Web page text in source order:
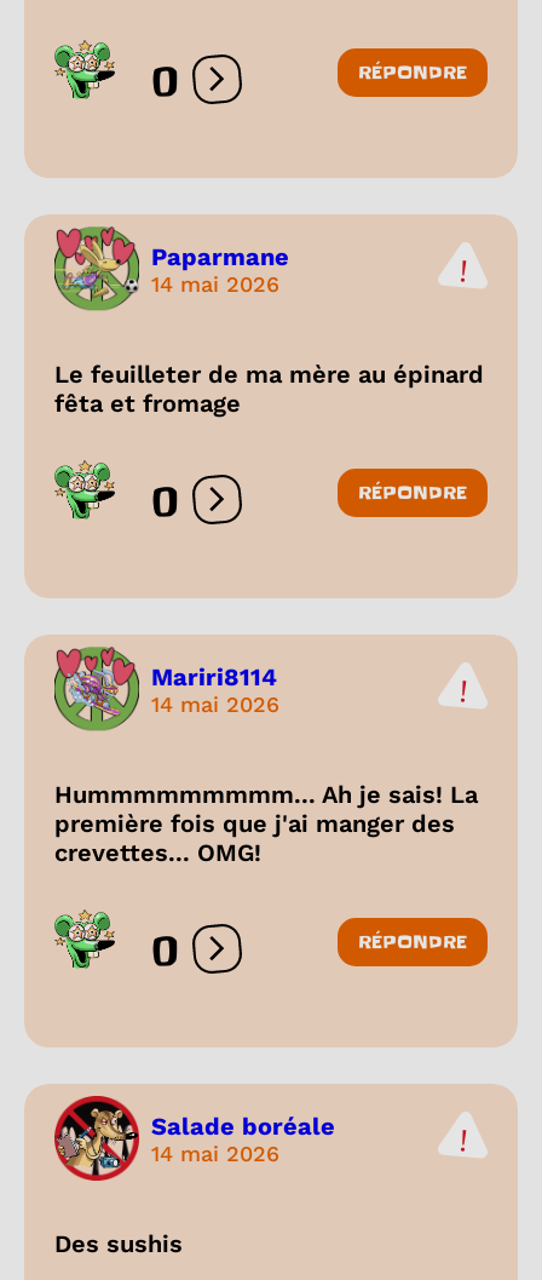
0 Ouvrir les réactions
RÉPONDRE
Paparmane
14 mai 2026
Le feuilleter de ma mère au épinard
fêta et fromage
0 Ouvrir les réactions
RÉPONDRE
Mariri8114
14 mai 2026
Hummmmmmmmm... Ah je sais! La
première fois que j'ai manger des
crevettes... OMG!
0 Ouvrir les réactions
RÉPONDRE
Salade boréale
14 mai 2026
Des sushis